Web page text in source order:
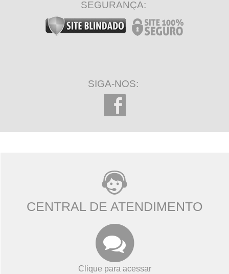
SEGURANÇA:
SIGA-NOS:
CENTRAL DE ATENDIMENTO
Clique para acessar